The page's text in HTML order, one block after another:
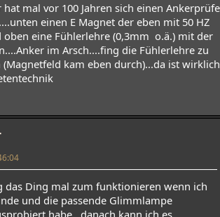
mal vor 100 Jahren sich einen
einen E Magnet der eben mit 50 HZ
oben eine Fühlerlehre (0,3mm o.ä.) mit der
im Arsch....fing die Fühlerlehre zu
kam eben durch)...da ist wirklich
das Ding mal zum funktionieren wenn ich
und die passende Glimmlampe